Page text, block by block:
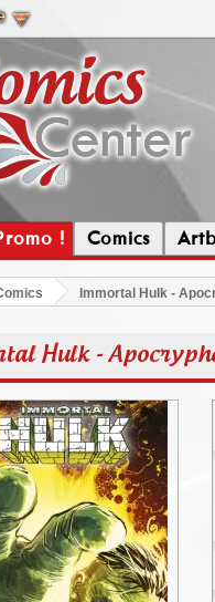
! Comics
Immortal Hulk -
Hulk -